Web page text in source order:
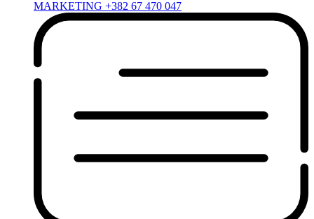
MARKETING +382 67 470 047